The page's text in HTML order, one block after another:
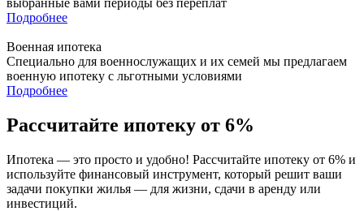
Подробнее
Военная ипотека
Специально для военнослужащих и их семей мы предлагаем
военную ипотеку с льготными условиями
Подробнее
Рассчитайте ипотеку от 6%
Ипотека — это просто и удобно! Рассчитайте ипотеку от 6% и
используйте финансовый инструмент, который решит ваши
задачи покупки жилья — для жизни, сдачи в аренду или
инвестиций.